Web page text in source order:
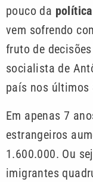
pouco da
vem sofrendo
fruto de
socialista de
país nos últimos
Em apenas 7
estrangeiros
1.600.000. Ou
imigrantes